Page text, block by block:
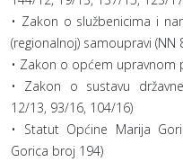
• Zakon o službenicima i
(regionalnoj) samoupravi (NN
• Zakon o općem upravnom
• Zakon o sustavu
12/13, 93/16, 104/16)
• Statut Općine Marija
Gorica broj 194)